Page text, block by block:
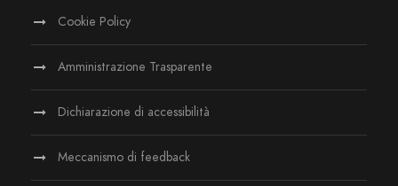
Cookie Policy
Amministrazione Trasparente
Dichiarazione di accessibilità
Meccanismo di feedback